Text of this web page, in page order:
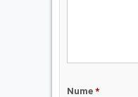
Nume *